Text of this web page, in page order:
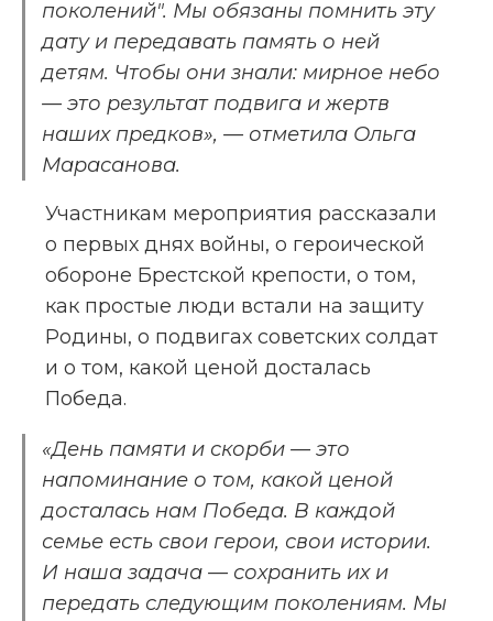
поколений". Мы обязаны помнить эту
дату и передавать память о ней
детям. Чтобы они знали: мирное небо
— это результат подвига и жертв
наших предков», — отметила Ольга
Марасанова.
Участникам мероприятия рассказали
о первых днях войны, о героической
обороне Брестской крепости, о том,
как простые люди встали на защиту
Родины, о подвигах советских солдат
и о том, какой ценой досталась
Победа.
«День памяти и скорби — это
напоминание о том, какой ценой
досталась нам Победа. В каждой
семье есть свои герои, свои истории.
И наша задача — сохранить их и
передать следующим поколениям. Мы